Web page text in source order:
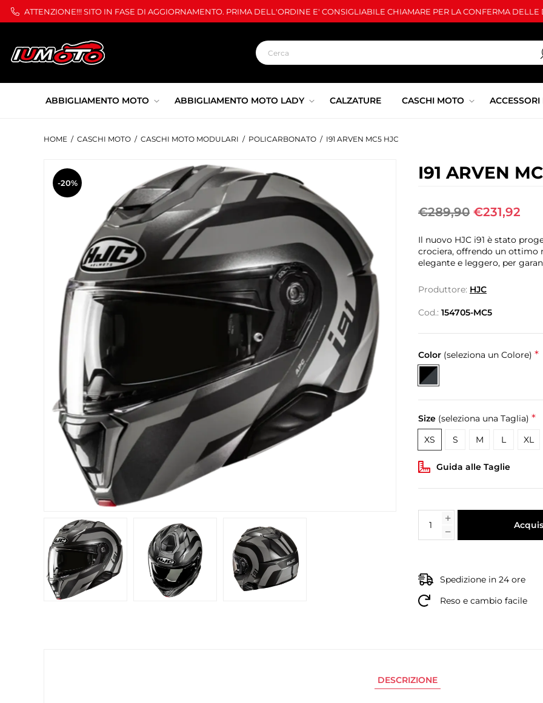
ATTENZIONE!!! SITO IN FASE DI AGGIORNAMENTO. PRIMA DELL'ORDINE E' CONSIGLIABILE CHIAMARE PER LA CONFERMA DELLE
ABBIGLIAMENTO MOTO ABBIGLIAMENTO MOTO LADY CALZATURE CASCHI MOTO
HOME / CASCHI MOTO / CASCHI MOTO MODULARI / POLICARBONATO / I91 ARVEN MC5 HJC
-20% I91 ARVEN
€289,90 €231,92
Il nuovo HJC i91 è stato
crociera, offrendo un ottimo
elegante e leggero, per
Produttore: HJC
Cod.: 154705-MC5
Color (seleziona un Colore) *
Size (seleziona una Taglia) *
XS S M L XL
Guida alle Taglie
Spedizione in 24 ore
Reso e cambio facile
DESCRIZIONE